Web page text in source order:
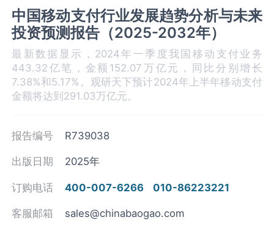
中国移动支付行业发展趋势分析与未来
投资预测报告（2025-2032年）
最新数据显示，2024年一季度我国移动支付业务
443.32亿笔，金额152.07万亿元，同比分别增长
7.38%和5.17%。观研天下预计2024年上半年移动支付
金额将达到291.03万亿元。
报告编号 R739038
出版日期 2025年
订购电话 400-007-6266 010-86223221
客服邮箱 sales@chinabaogao.com